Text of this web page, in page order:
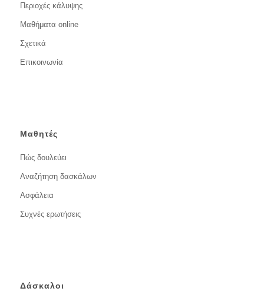
Περιοχές κάλυψης
Μαθήματα online
Σχετικά
Επικοινωνία
Μαθητές
Πώς δουλεύει
Αναζήτηση δασκάλων
Ασφάλεια
Συχνές ερωτήσεις
Δάσκαλοι